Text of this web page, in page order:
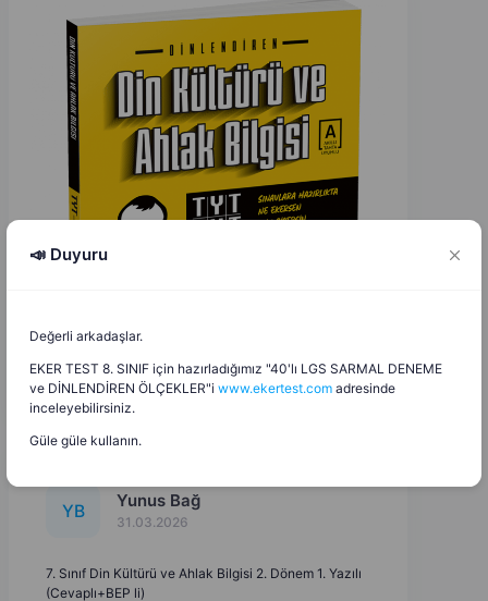
YB Yunus Bağ
31.03.2026
7. Sınıf Din Kültürü ve Ahlak Bilgisi 2. Dönem 1. Yazılı
(Cevaplı+BEP li)
📣 Duyuru
Değerli arkadaşlar.
EKER TEST 8. SINIF için hazırladığımız "40'lı LGS SARMAL DENEME
ve DİNLENDİREN ÖLÇEKLER"i www.ekertest.com adresinde
inceleyebilirsiniz.
Güle güle kullanın.